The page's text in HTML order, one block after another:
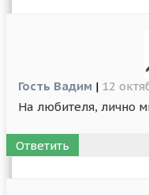
Гость Вадим | 12
На любителя, лично
Ответить